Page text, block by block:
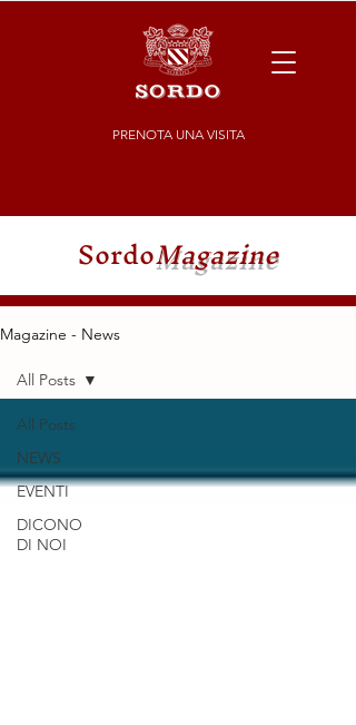
PRENOTA UNA VISITA
SordoMagazine
Magazine - News
All Posts
NEWS
EVENTI
DICONO
DI NOI
All Posts